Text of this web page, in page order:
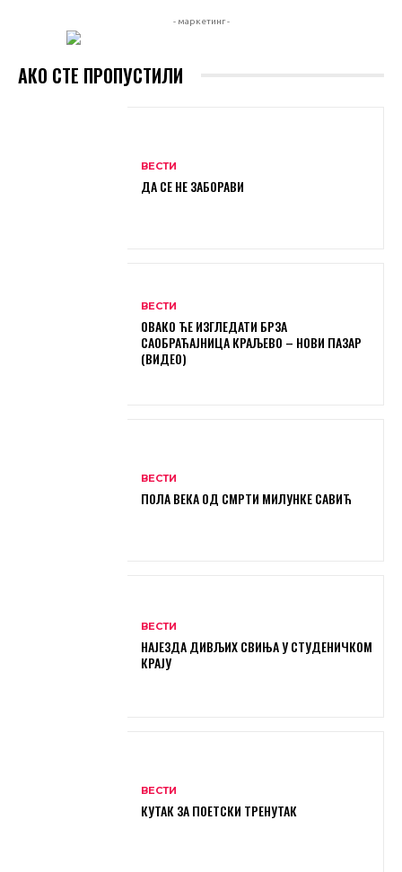
- маркетинг -
АКО СТЕ ПРОПУСТИЛИ
ВЕСТИ
ДА СЕ НЕ ЗАБОРАВИ
ВЕСТИ
ОВАКО ЋЕ ИЗГЛЕДАТИ БРЗА
САОБРАЋАЈНИЦА КРАЉЕВО – НОВИ ПАЗАР
(ВИДЕО)
ВЕСТИ
ПОЛА ВЕКА ОД СМРТИ МИЛУНКЕ САВИЋ
ВЕСТИ
НАЈЕЗДА ДИВЉИХ СВИЊА У СТУДЕНИЧКОМ
КРАЈУ
ВЕСТИ
КУТАК ЗА ПОЕТСКИ ТРЕНУТАК